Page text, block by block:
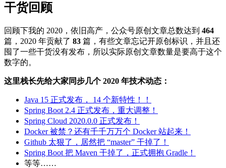
干货回顾
回顾下我的 2020，依旧高产，公众号原创文章总数达到 464
篇，2020 年贡献了 83 篇，有些文章忘记开原创标识，并且还
囤了一些干货没有发布，所以实际原创文章数量是要高于这个
数字的。
这里栈长先给大家同步几个 2020 年技术动态：
Java 15 正式发布， 14 个新特性！！
Spring Boot 2.4 正式发布，重大调整！
Spring Cloud 2020.0.0 正式发布！
Docker 被禁？还有千千万万个 Docker 站起来！
Github 太狠了，居然把 “master” 干掉了！
Spring Boot 把 Maven 干掉了，正式拥抱 Gradle！
等等……